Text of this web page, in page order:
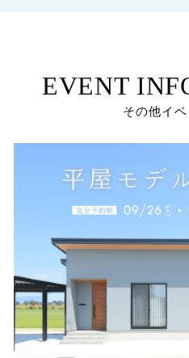
EVENT
その他イ